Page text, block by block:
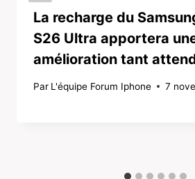
La recharge du
S26 Ultra apportera
amélioration tant
Par L'équipe Forum Iphone 7